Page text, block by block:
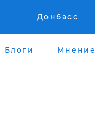
Донбасс
Блоги Мнение